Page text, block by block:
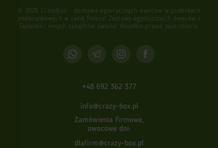
© 2026 CrazyBox - dostawa egzotycznych owoców w pudełkach
podarunkowych w całej Polsce! Zestawy egzotycznych owoców z
Tajlandii i innych zakątków świata! Wszelkie prawa zastrzeżone.
+48 692 362 377
info@crazy-box.pl
Zamówienia firmowe,
owocowe dni:
dlafirm@crazy-box.pl